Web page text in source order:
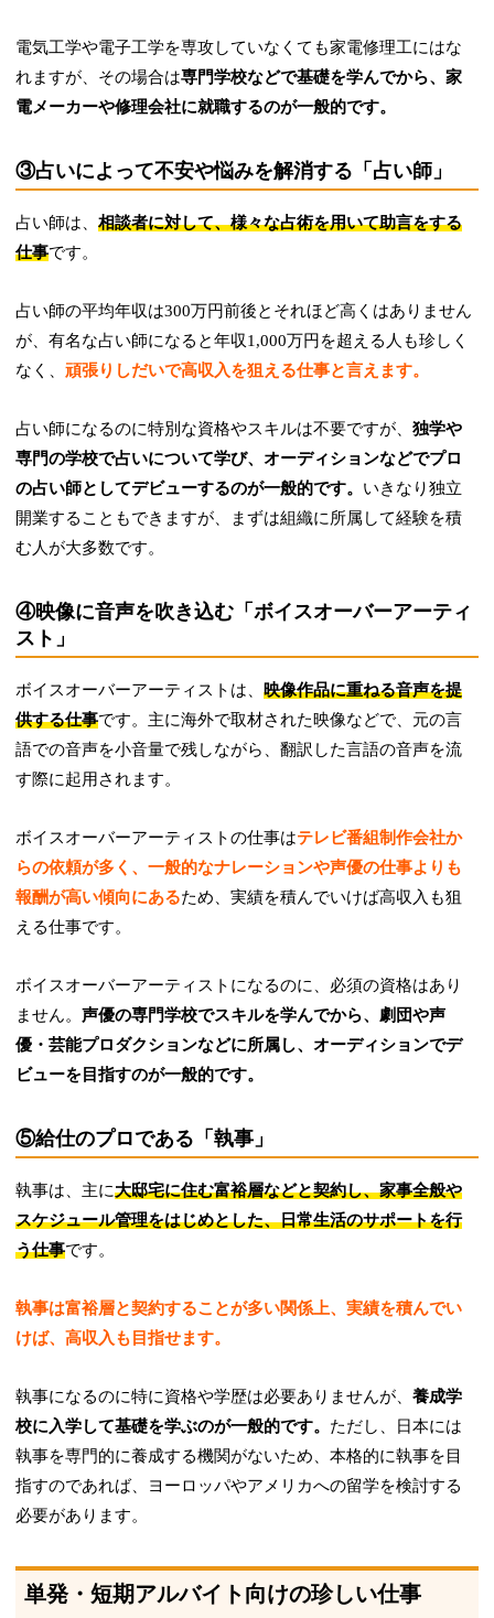
電気工学や電子工学を専攻していなくても家電修理工にはな
れますが、その場合は専門学校などで基礎を学んでから、家
電メーカーや修理会社に就職するのが一般的です。
③占いによって不安や悩みを解消する「占い師」
占い師は、相談者に対して、様々な占術を用いて助言をする
仕事です。
占い師の平均年収は300万円前後とそれほど高くはありません
が、有名な占い師になると年収1,000万円を超える人も珍しく
なく、頑張りしだいで高収入を狙える仕事と言えます。
占い師になるのに特別な資格やスキルは不要ですが、独学や
専門の学校で占いについて学び、オーディションなどでプロ
の占い師としてデビューするのが一般的です。 いきなり独立
開業することもできますが、まずは組織に所属して経験を積
む人が大多数です。
④映像に音声を吹き込む「ボイスオーバーアーティ
スト」
ボイスオーバーアーティストは、映像作品に重ねる音声を提
供する仕事です。主に海外で取材された映像などで、元の言
語での音声を小音量で残しながら、翻訳した言語の音声を流
す際に起用されます。
ボイスオーバーアーティストの仕事はテレビ番組制作会社か
らの依頼が多く、一般的なナレーションや声優の仕事よりも
報酬が高い傾向にあるため、実績を積んでいけば高収入も狙
える仕事です。
ボイスオーバーアーティストになるのに、必須の資格はあり
ません。声優の専門学校でスキルを学んでから、劇団や声
優・芸能プロダクションなどに所属し、オーディションでデ
ビューを目指すのが一般的です。
⑤給仕のプロである「執事」
執事は、主に大邸宅に住む富裕層などと契約し、家事全般や
スケジュール管理をはじめとした、日常生活のサポートを行
う仕事です。
執事は富裕層と契約することが多い関係上、実績を積んでい
けば、高収入も目指せます。
執事になるのに特に資格や学歴は必要ありませんが、養成学
校に入学して基礎を学ぶのが一般的です。 ただし、日本には
執事を専門的に養成する機関がないため、本格的に執事を目
指すのであれば、ヨーロッパやアメリカへの留学を検討する
必要があります。
単発・短期アルバイト向けの珍しい仕事